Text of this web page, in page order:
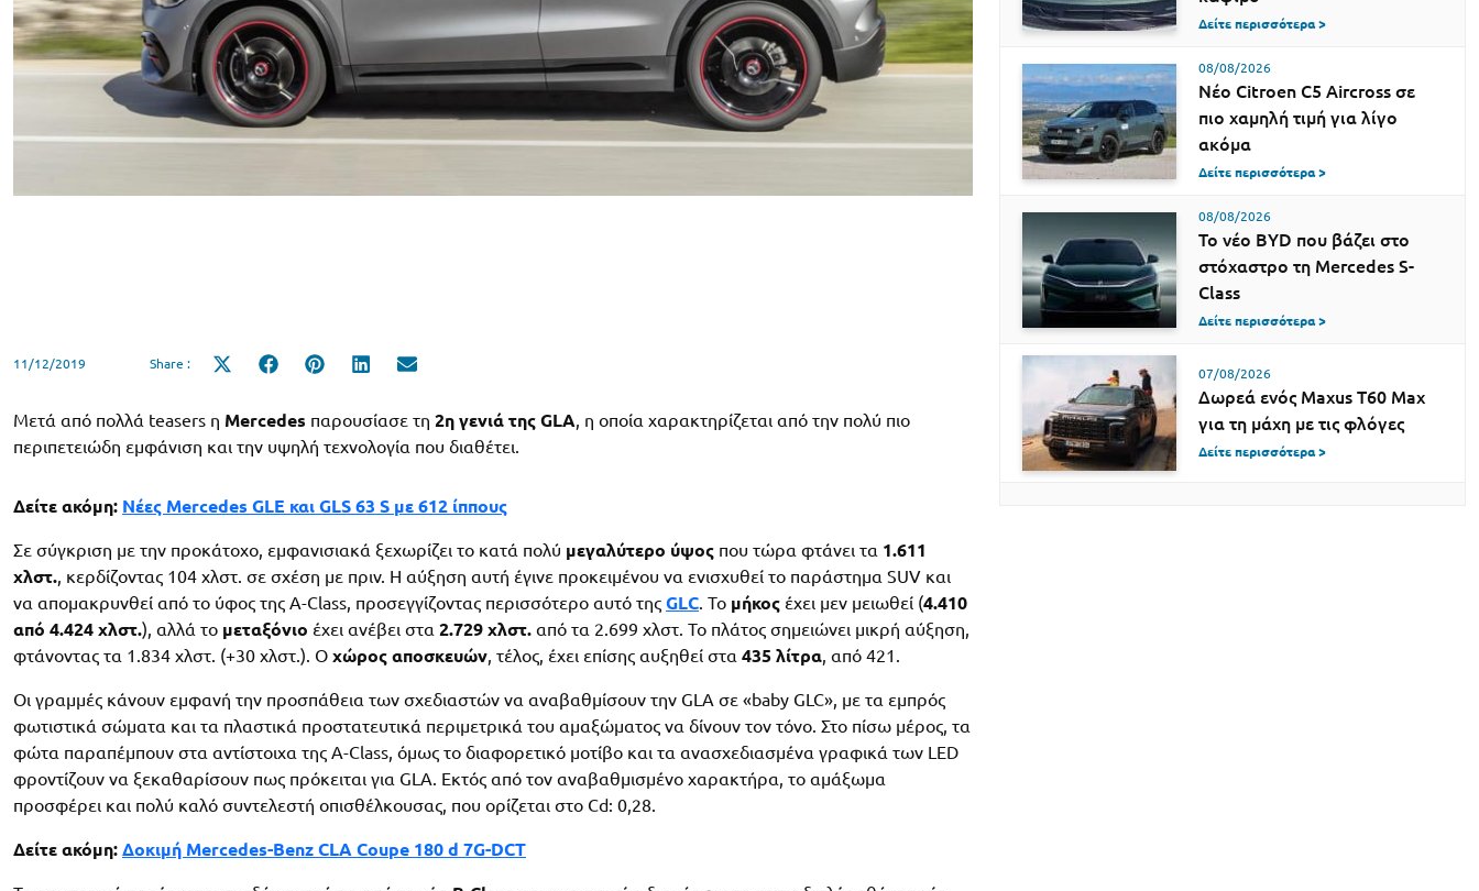
11/12/2019 Share :
Share
Share
Share
Share
Μετά από πολλά teasers η Mercedes παρουσίασε τη 2η γενιά της GLA, η οποία χαρακτηρίζεται από την πολύ πιο
περιπετειώδη εμφάνιση και την υψηλή τεχνολογία που διαθέτει.
Δείτε ακόμη: Νέες Mercedes GLE και GLS 63 S με 612 ίππους
Σε σύγκριση με την προκάτοχο, εμφανισιακά ξεχωρίζει το κατά πολύ μεγαλύτερο ύψος που τώρα φτάνει τα 1.611
χλστ., κερδίζοντας 104 χλστ. σε σχέση με πριν. Η αύξηση αυτή έγινε προκειμένου να ενισχυθεί το παράστημα SUV και
να απομακρυνθεί από το ύφος της A-Class, προσεγγίζοντας περισσότερο αυτό της GLC. Το μήκος έχει μεν μειωθεί (4.410
από 4.424 χλστ.), αλλά το μεταξόνιο έχει ανέβει στα 2.729 χλστ. από τα 2.699 χλστ. Το πλάτος σημειώνει μικρή αύξηση,
φτάνοντας τα 1.834 χλστ. (+30 χλστ.). Ο χώρος αποσκευών, τέλος, έχει επίσης αυξηθεί στα 435 λίτρα, από 421.
Οι γραμμές κάνουν εμφανή την προσπάθεια των σχεδιαστών να αναβαθμίσουν την GLA σε «baby GLC», με τα εμπρός
φωτιστικά σώματα και τα πλαστικά προστατευτικά περιμετρικά του αμαξώματος να δίνουν τον τόνο. Στο πίσω μέρος, τα
φώτα παραπέμπουν στα αντίστοιχα της A-Class, όμως το διαφορετικό μοτίβο και τα ανασχεδιασμένα γραφικά των LED
φροντίζουν να ξεκαθαρίσουν πως πρόκειται για GLA. Εκτός από τον αναβαθμισμένο χαρακτήρα, το αμάξωμα
προσφέρει και πολύ καλό συντελεστή οπισθέλκουσας, που ορίζεται στο Cd: 0,28.
Δείτε ακόμη: Δοκιμή Mercedes-Benz CLA Coupe 180 d 7G-DCT
Δείτε περισσότερα >
08/08/2026
Νέο Citroen C5 Aircross σε
πιο χαμηλή τιμή για λίγο
ακόμα
Δείτε περισσότερα >
08/08/2026
Το νέο BYD που βάζει στο
στόχαστρο τη Mercedes S-
Class
Δείτε περισσότερα >
07/08/2026
Δωρεά ενός Maxus T60 Max
για τη μάχη με τις φλόγες
Δείτε περισσότερα >